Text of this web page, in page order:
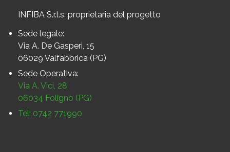
INFIBA S.r.l.s. proprietaria del progetto
Sede legale:
Via A. De Gasperi, 15
06029 Valfabbrica (PG)
Sede Operativa:
Via A. Vici, 28
06034 Foligno (PG)
Tel: 0742 771990